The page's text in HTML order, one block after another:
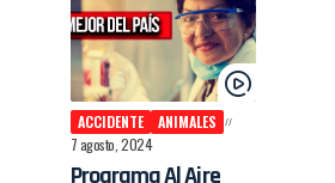
ACCIDENTE
ANIMALES
7 agosto, 2024
Programa Al Aire